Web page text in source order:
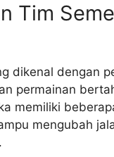
Tim
dikenal dengan
permainan
memiliki
mengubah